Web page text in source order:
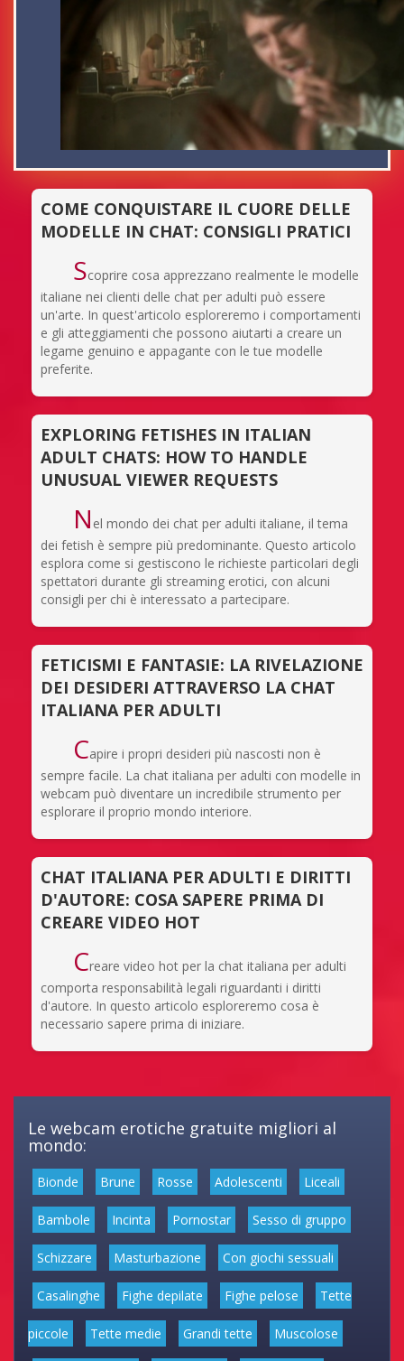
COME CONQUISTARE IL CUORE DELLE
MODELLE IN CHAT: CONSIGLI PRATICI
Scoprire cosa apprezzano realmente le modelle
italiane nei clienti delle chat per adulti può essere
un'arte. In quest'articolo esploreremo i comportamenti
e gli atteggiamenti che possono aiutarti a creare un
legame genuino e appagante con le tue modelle
preferite.
EXPLORING FETISHES IN ITALIAN
ADULT CHATS: HOW TO HANDLE
UNUSUAL VIEWER REQUESTS
N el mondo dei chat per adulti italiane, il tema
dei fetish è sempre più predominante. Questo articolo
esplora come si gestiscono le richieste particolari degli
spettatori durante gli streaming erotici, con alcuni
consigli per chi è interessato a partecipare.
FETICISMI E FANTASIE: LA RIVELAZIONE
DEI DESIDERI ATTRAVERSO LA CHAT
ITALIANA PER ADULTI
Capire i propri desideri più nascosti non è
sempre facile. La chat italiana per adulti con modelle in
webcam può diventare un incredibile strumento per
esplorare il proprio mondo interiore.
CHAT ITALIANA PER ADULTI E DIRITTI
D'AUTORE: COSA SAPERE PRIMA DI
CREARE VIDEO HOT
Creare video hot per la chat italiana per adulti
comporta responsabilità legali riguardanti i diritti
d'autore. In questo articolo esploreremo cosa è
necessario sapere prima di iniziare.
Le webcam erotiche gratuite migliori al
mondo:
Bionde Brune Rosse Adolescenti Liceali
Bambole Incinta Pornostar Sesso di gruppo
Schizzare Masturbazione Con giochi sessuali
Casalinghe Fighe depilate Fighe pelose Tette
piccole Tette medie Grandi tette Muscolose